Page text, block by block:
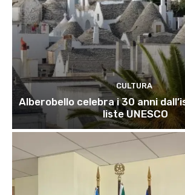
CULTURA
Alberobello celebra i 30 anni
liste UNESCO